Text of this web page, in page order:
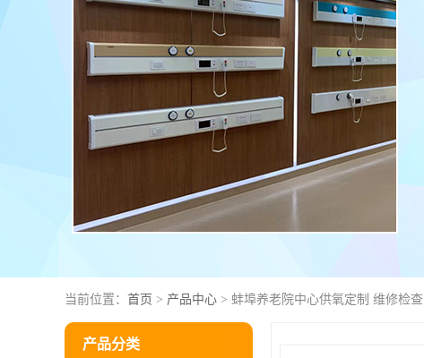
当前位置： 首页 > 产品中心 > 蚌埠养老院中心供氧定制 维修检查
产品分类